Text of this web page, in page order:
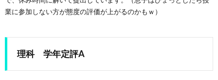
業に参加しない方が態度の評価が上がるのかもｗ）
理科 学年定評A